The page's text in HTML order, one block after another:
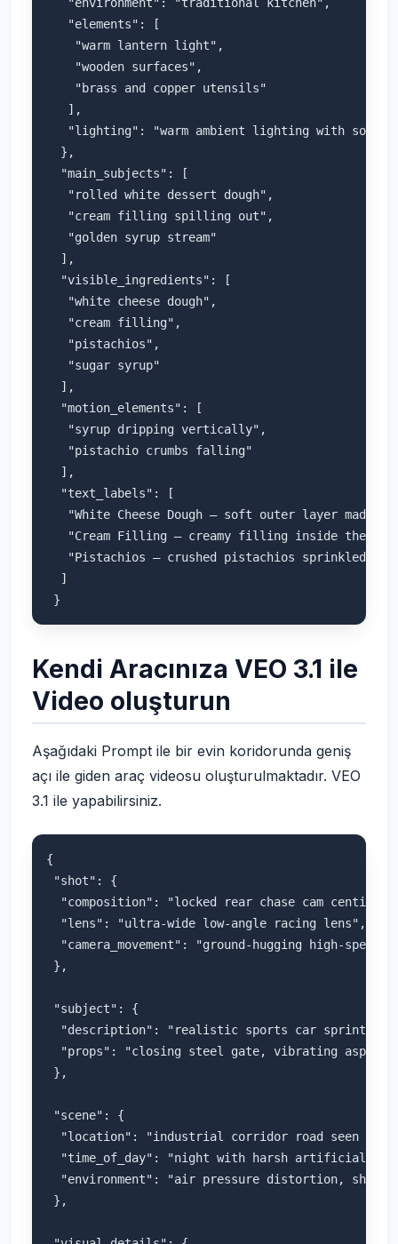
"elements": [
"warm lantern light",
"wooden surfaces",
"brass and copper utensils"
],
"lighting": "warm ambient lighting with soft
},
"main_subjects": [
"rolled white dessert dough",
"cream filling spilling out",
"golden syrup stream"
],
"visible_ingredients": [
"white cheese dough",
"cream filling",
"pistachios",
"sugar syrup"
],
"motion_elements": [
"syrup dripping vertically",
"pistachio crumbs falling"
],
"text_labels": [
"White Cheese Dough – soft outer layer made
"Cream Filling – creamy filling inside the
"Pistachios – crushed pistachios sprinkled
]
Kendi Aracınıza VEO 3.1 ile
Video oluşturun
Aşağıdaki Prompt ile bir evin koridorunda geniş
açı ile giden araç videosu oluşturulmaktadır. VEO
3.1 ile yapabilirsiniz.
{
"shot": {
"composition": "locked rear chase cam
"lens": "ultra-wide low-angle racing lens",
"camera_movement": "ground-hugging high-
},
"subject": {
"description": "realistic sports car
"props": "closing steel gate, vibrating
},
"scene": {
"location": "industrial corridor road seen at
"time_of_day": "night with harsh artificial
"environment": "air pressure distortion,
},